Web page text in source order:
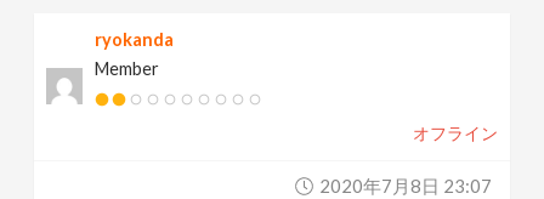
ryokanda
Member
オフライン
2020年7月8日 23:07